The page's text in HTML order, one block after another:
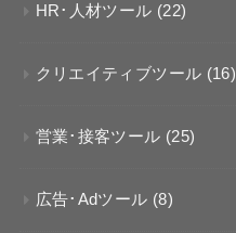
HR･人材ツール (22)
クリエイティブツール (16)
営業･接客ツール (25)
広告･Adツール (8)